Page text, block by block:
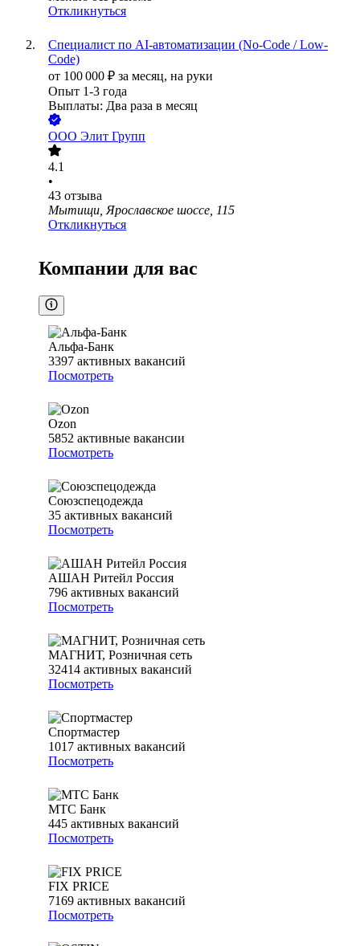
Откликнуться
Специалист по AI-автоматизации (No-Code / Low-
Code)
от 100 000 ₽ за месяц, на руки
Опыт 1-3 года
Выплаты: Два раза в месяц
ООО Элит Групп
4.1
•
43 отзыва
Мытищи, Ярославское шоссе, 115
Откликнуться
Компании для вас
Альфа-Банк
3397 активных вакансий
Посмотреть
Ozon
5852 активные вакансии
Посмотреть
Союзспецодежда
35 активных вакансий
Посмотреть
АШАН Ритейл Россия
796 активных вакансий
Посмотреть
МАГНИТ, Розничная сеть
32414 активных вакансий
Посмотреть
Спортмастер
1017 активных вакансий
Посмотреть
МТС Банк
445 активных вакансий
Посмотреть
FIX PRICE
7169 активных вакансий
Посмотреть